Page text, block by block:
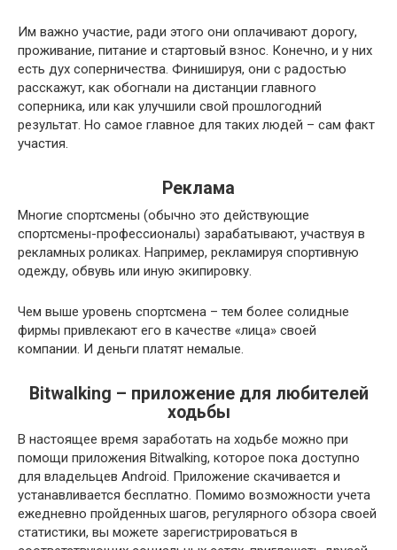
Им важно участие, ради этого они оплачивают дорогу,
проживание, питание и стартовый взнос. Конечно, и у них
есть дух соперничества. Финишируя, они с радостью
расскажут, как обогнали на дистанции главного
соперника, или как улучшили свой прошлогодний
результат. Но самое главное для таких людей – сам факт
участия.
Реклама
Многие спортсмены (обычно это действующие
спортсмены-профессионалы) зарабатывают, участвуя в
рекламных роликах. Например, рекламируя спортивную
одежду, обвувь или иную экипировку.
Чем выше уровень спортсмена – тем более солидные
фирмы привлекают его в качестве «лица» своей
компании. И деньги платят немалые.
Bitwalking – приложение для любителей
ходьбы
В настоящее время заработать на ходьбе можно при
помощи приложения Bitwalking, которое пока доступно
для владельцев Android. Приложение скачивается и
устанавливается бесплатно. Помимо возможности учета
ежедневно пройденных шагов, регулярного обзора своей
статистики, вы можете зарегистрироваться в